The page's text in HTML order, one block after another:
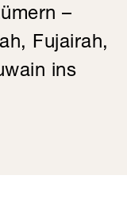
–
Fujairah,
ins